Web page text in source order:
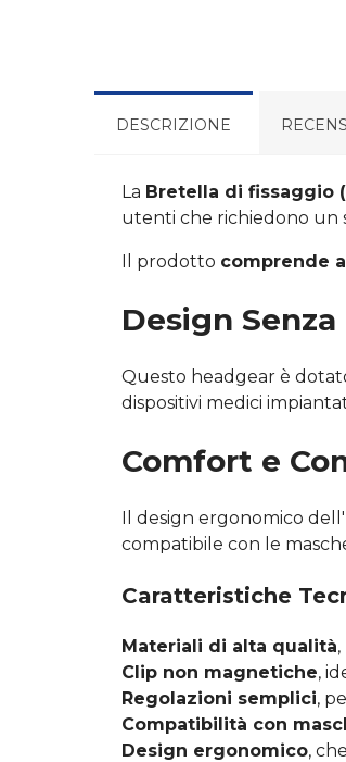
DESCRIZIONE
La Bretella di fissaggio
utenti che richiedono un
Il prodotto comprende
Design
Questo headgear è
dispositivi medici
Comfort e
Il design ergonomico
compatibile con le
Caratteristiche
Materiali di alta qualità
Clip non magnetiche,
Regolazioni semplici,
Compatibilità con
Design ergonomico,